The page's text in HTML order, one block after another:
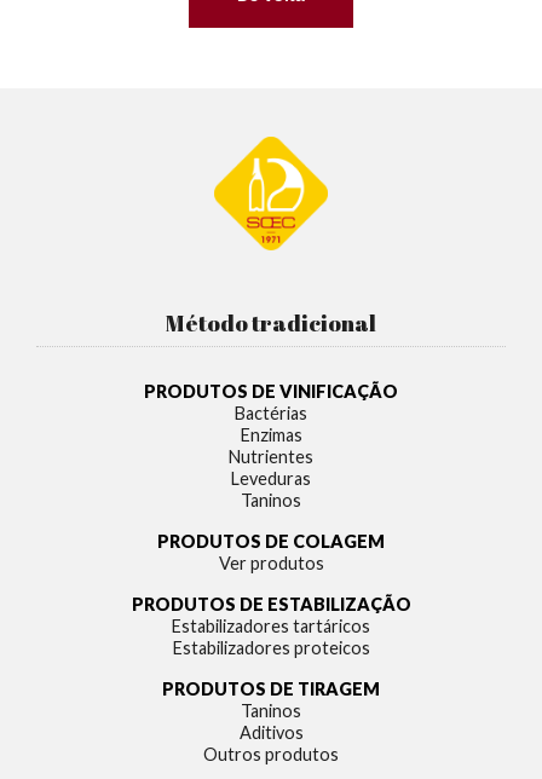
Método tradicional
PRODUTOS DE VINIFICAÇÃO
Bactérias
Enzimas
Nutrientes
Leveduras
Taninos
PRODUTOS DE COLAGEM
Ver produtos
PRODUTOS DE ESTABILIZAÇÃO
Estabilizadores tartáricos
Estabilizadores proteicos
PRODUTOS DE TIRAGEM
Taninos
Aditivos
Outros produtos